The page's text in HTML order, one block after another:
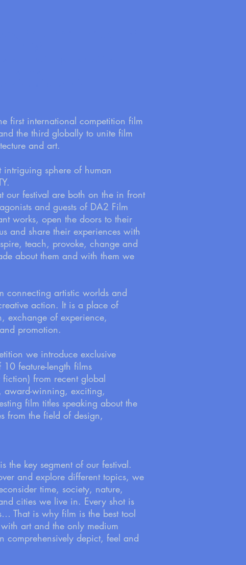
first international competition film
the third globally to unite film
and art.
sphere of human
our festival are both on the in front
and guests of DA2 Film
works, open the doors to their
and share their experiences with
teach, provoke, change and
about them and with them we
connecting artistic worlds and
action. It is a place of
exchange of experience,
promotion.
we introduce exclusive
feature-length films
from recent global
award-winning, exciting,
film titles speaking about the
from the field of design,
the key segment of our festival.
and explore different topics, we
time, society, nature,
cities we live in. Every shot is
That is why film is the best tool
art and the only medium
comprehensively depict, feel and